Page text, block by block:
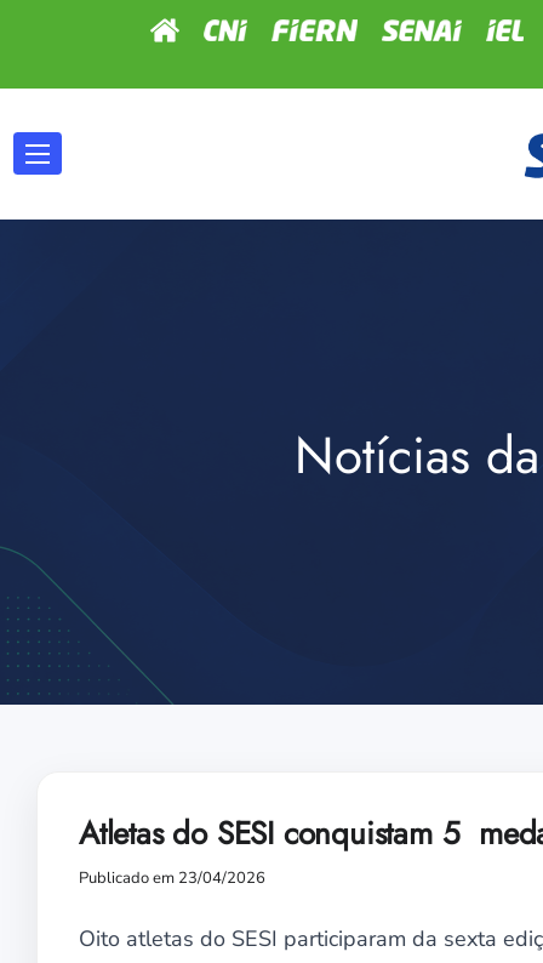
Notícias
Atletas do SESI conquistam 5
Publicado em 23/04/2026
Oito atletas do SESI participaram da sexta